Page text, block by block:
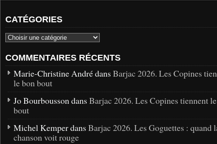
CATÉGORIES
COMMENTAIRES RÉCENTS
Marie-Christine André dans Barjac 2026. Les Copines
le bon bout
Jo Bourbousson dans Barjac 2026. Les Copines tiennent
bout
Michel Kemper dans Barjac 2026. Les Goguettes : quand
chanson voit rouge